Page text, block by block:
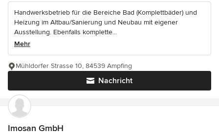
Handwerksbetrieb für die Bereiche Bad (Komplettbäder) und
Heizung im Altbau/Sanierung und Neubau mit eigener
Ausstellung. Ebenfalls komplette...
Mehr
Nachricht
Mühldorfer Strasse 10, 84539 Ampfing
Imosan GmbH